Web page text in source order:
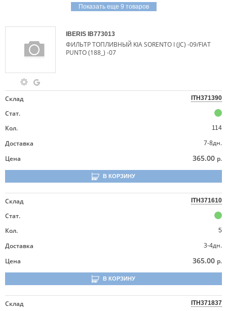
Показать еще 9 товаров
IBERIS IB773013
ФИЛЬТР ТОПЛИВНЫЙ KIA SORENTO I (JC) -09/FIAT
PUNTO (188_) -07
Склад ITH371390
Стат.
Кол.
114
Доставка
7-8дн.
Цена
365.00 р.
В КОРЗИНУ
Склад ITH371610
Стат.
Кол.
5
Доставка
3-4дн.
Цена
365.00 р.
В КОРЗИНУ
Склад ITH371837